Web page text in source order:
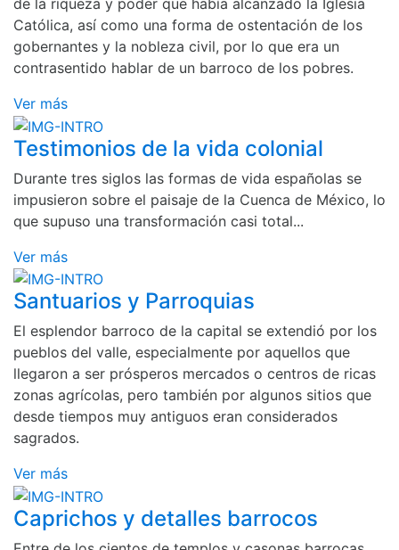
de la riqueza y poder que había alcanzado la Iglesia
Católica, así como una forma de ostentación de los
gobernantes y la nobleza civil, por lo que era un
contrasentido hablar de un barroco de los pobres.
Ver más
Testimonios de la vida colonial
Durante tres siglos las formas de vida españolas se
impusieron sobre el paisaje de la Cuenca de México, lo
que supuso una transformación casi total...
Ver más
Santuarios y Parroquias
El esplendor barroco de la capital se extendió por los
pueblos del valle, especialmente por aquellos que
llegaron a ser prósperos mercados o centros de ricas
zonas agrícolas, pero también por algunos sitios que
desde tiempos muy antiguos eran considerados
sagrados.
Ver más
Caprichos y detalles barrocos